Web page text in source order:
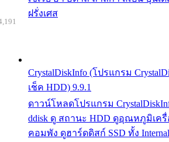
ฝรั่งเศส
CrystalDiskInfo (โปรแกรม
เช็ค HDD) 9.9.1
ดาวน์โหลดโปรแกรม
ddisk ดู สถานะ HDD ดูอุณหภูมิเครื่
คอมพัง ดูฮาร์ดดิสก์ SSD ทั้ง